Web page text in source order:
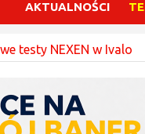
AKTUALNOŚCI
testy NEXEN w Ivalo